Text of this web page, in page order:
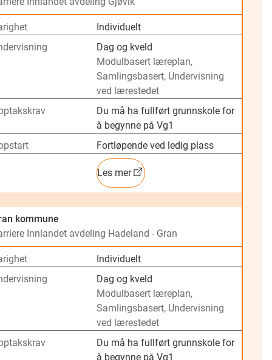
Individuelt
Dag og kveld
Modulbasert læreplan,
Samlingsbasert, Undervisning
ved lærestedet
Du må ha fullført grunnskole for
å begynne på Vg1
Fortløpende ved ledig plass
Les mer
kommune
Innlandet avdeling Hadeland - Gran
Individuelt
Dag og kveld
Modulbasert læreplan,
Samlingsbasert, Undervisning
ved lærestedet
Du må ha fullført grunnskole for
å begynne på Vg1